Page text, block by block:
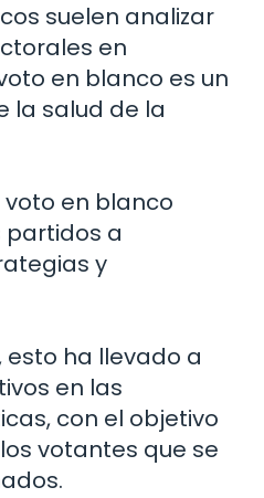
suelen analizar
en
en blanco es un
la salud de la
en blanco
partidos a
y
esto ha llevado a
en las
con el objetivo
votantes que se